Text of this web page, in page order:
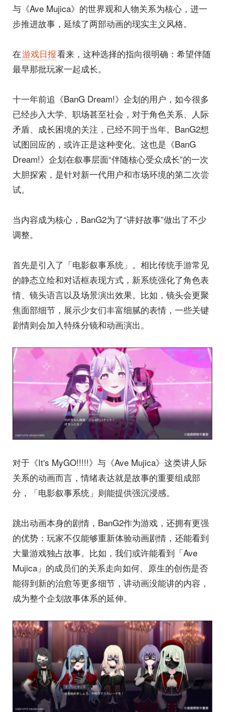
与《Ave Mujica》的世界观和人物关系为核心，进一
步推进故事，延续了两部动画的现实主义风格。
在游戏日报看来，这种选择的指向很明确：希望伴随
最早那批玩家一起成长。
十一年前追《BanG Dream!》企划的用户，如今很多
已经步入大学、职场甚至社会，对于角色关系、人际
矛盾、成长困境的关注，已经不同于当年。BanG2想
试图回应的，或许正是这种变化。这也是《BanG
Dream!》企划在叙事层面“伴随核心受众成长”的一次
大胆探索，是针对新一代用户和市场环境的第二次尝
试。
当内容成为核心，BanG2为了“讲好故事”做出了不少
调整。
首先是引入了「电影叙事系统」。相比传统手游常见
的静态立绘和对话框表现方式，新系统强化了角色表
情、镜头语言以及场景演出效果。比如，镜头会更聚
焦面部细节，展示少女们丰富细腻的表情，一些关键
剧情则会加入特殊分镜和动画演出。
对于《It's MyGO!!!!!》与《Ave Mujica》这类讲人际
关系的动画而言，情绪表达就是故事的重要组成部
分，「电影叙事系统」则能提供强沉浸感。
跳出动画本身的剧情，BanG2作为游戏，还拥有更强
的优势：玩家不仅能够重新体验动画剧情，还能看到
大量游戏独占故事。比如，我们或许能看到「Ave
Mujica」的成员们的关系走向如何、原生的创伤是否
能得到新的治愈等更多细节，讲动画没能讲的内容，
成为整个企划故事体系的延伸。